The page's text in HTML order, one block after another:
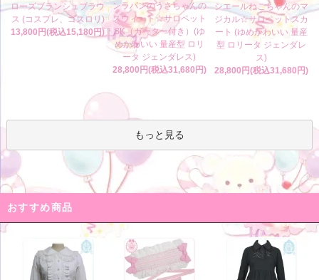
ローズブランシュブラウ
ス (コスプレ、ゴスロリ)
13,800円(税込15,180円)
ンラパンのうさちゃんの
スウィート☆サロペット
SK（ガーター付き）(ゆ
めかわいい 量産型 ロリ
ータ ジェンダレス)
28,800円(税込31,680円)
シエールねこちゃんのマ
ジカル☆サロペットスカ
ート (ゆめかわいい 量産
型 ロリータ ジェンダレ
ス)
28,800円(税込31,680円)
もっと見る
おすすめ商品